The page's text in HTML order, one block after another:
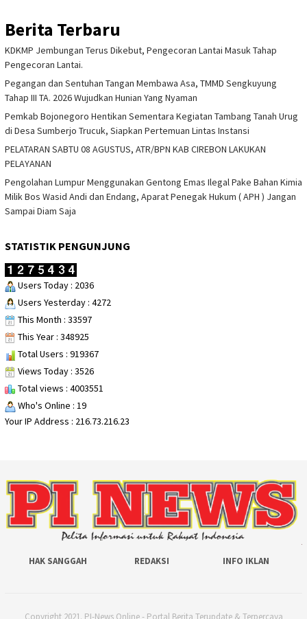
Berita Terbaru
KDKMP Jembungan Terus Dikebut, Pengecoran Lantai Masuk Tahap
Pengecoran Lantai.
Pegangan dan Sentuhan Tangan Membawa Asa, TMMD Sengkuyung
Tahap III TA. 2026 Wujudkan Hunian Yang Nyaman
Pemkab Bojonegoro Hentikan Sementara Kegiatan Tambang Tanah Urug
di Desa Sumberjo Trucuk, Siapkan Pertemuan Lintas Instansi
PELATARAN SABTU 08 AGUSTUS, ATR/BPN KAB CIREBON LAKUKAN
PELAYANAN
Pengolahan Lumpur Menggunakan Gentong Emas Ilegal Pake Bahan Kimia
Milik Bos Wasid Andi dan Endang, Aparat Penegak Hukum ( APH ) Jangan
Sampai Diam Saja
STATISTIK PENGUNJUNG
Users Today : 2036
Users Yesterday : 4272
This Month : 33597
This Year : 348925
Total Users : 919367
Views Today : 3526
Total views : 4003551
Who's Online : 19
Your IP Address : 216.73.216.23
HAK SANGGAH REDAKSI INFO IKLAN
Copyright 2021. PI-News Online - Portal Berita Terupdate & Terpercaya